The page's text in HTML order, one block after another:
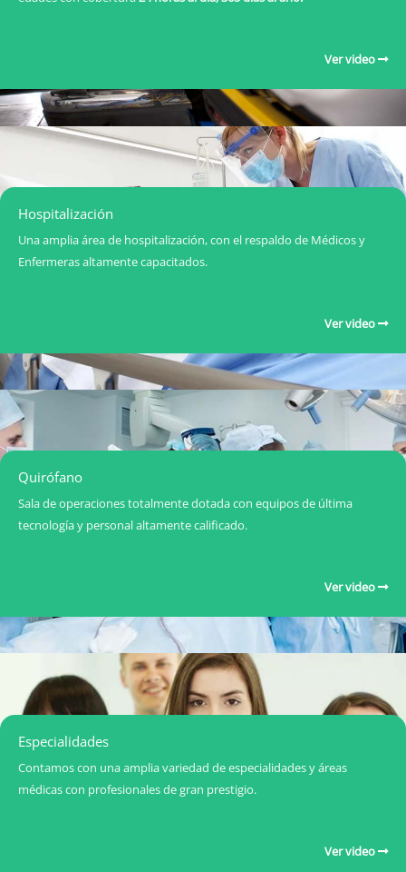
Ver video
Hospitalización
Una amplia área de hospitalización, con el respaldo de Médicos y
Enfermeras altamente capacitados.
Ver video
Quirófano
Sala de operaciones totalmente dotada con equipos de última
tecnología y personal altamente calificado.
Ver video
Especialidades
Contamos con una amplia variedad de especialidades y áreas
médicas con profesionales de gran prestigio.
Ver video